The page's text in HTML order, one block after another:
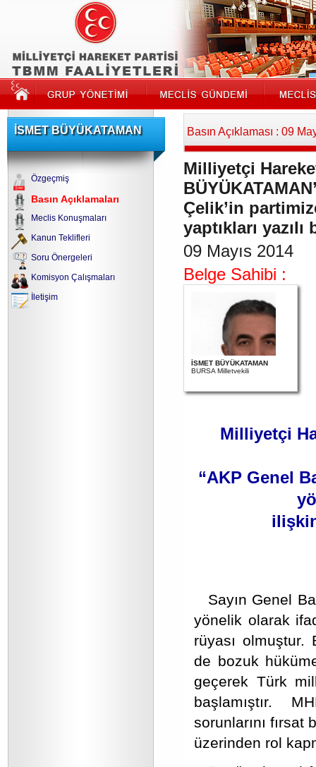
İSMET BÜYÜKATAMAN
Özgeçmiş
Basın Açıklamaları
Meclis Konuşmaları
Kanun Teklifleri
Soru Önergeleri
Komisyon Çalışmaları
İletişim
Basın Açıklaması : 09
Milliyetçi
Çelik’in
yaptıkları yazılı
09 Mayıs 2014
Belge Sahibi :
İSMET BÜYÜKATAMAN
BURSA Milletvekili
Milliyetçi
“AKP Genel
Sayın Genel
yönelik olarak
rüyası olmuştur.
de bozuk
geçerek Türk
başlamıştır.
sorunlarını fırsat
üzerinden rol